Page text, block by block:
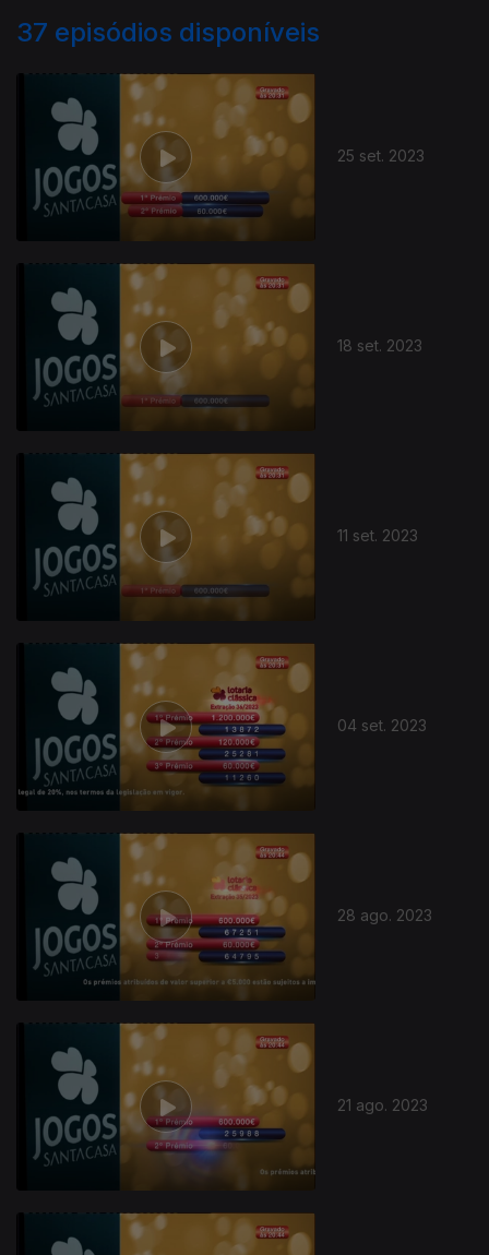
37 episódios disponíveis
25 set. 2023
18 set. 2023
11 set. 2023
04 set. 2023
28 ago. 2023
21 ago. 2023